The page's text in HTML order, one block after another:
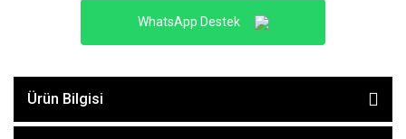
WhatsApp Destek
Ürün Bilgisi